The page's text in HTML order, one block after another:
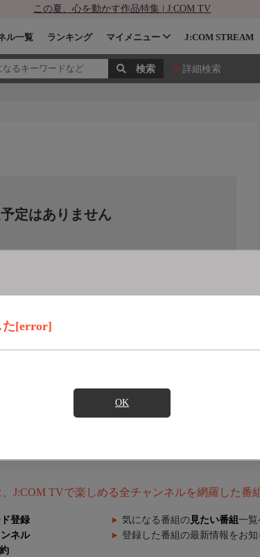
この夏、心を動かす作品特集 | J:COM TV
ル一覧 ランキング マイメニュー J:COM STREAM
詳細検索
た[error]
OK
定はありません
J:COM TVで楽しめる全チャンネルを網羅した番
登録 気になる番組の 見たい番組 一覧
ネル 登録した番組の最新情報をお